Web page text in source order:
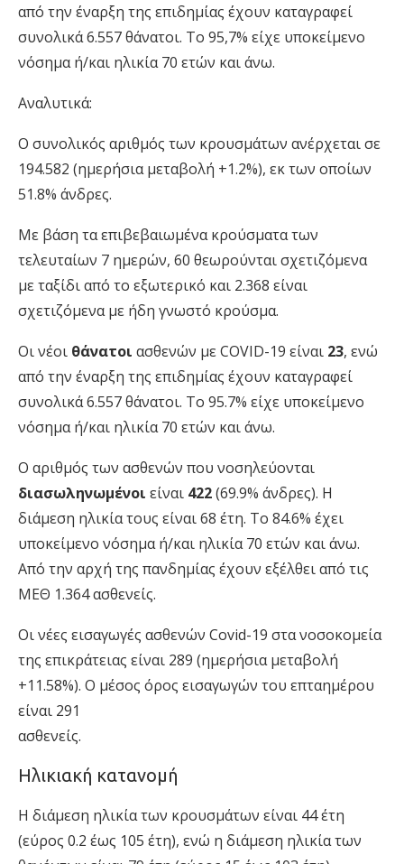
από την έναρξη της επιδημίας έχουν καταγραφεί
συνολικά 6.557 θάνατοι. Το 95,7% είχε υποκείμενο
νόσημα ή/και ηλικία 70 ετών και άνω.
Αναλυτικά:
Ο συνολικός αριθμός των κρουσμάτων ανέρχεται σε
194.582 (ημερήσια μεταβολή +1.2%), εκ των οποίων
51.8% άνδρες.
Με βάση τα επιβεβαιωμένα κρούσματα των
τελευταίων 7 ημερών, 60 θεωρούνται σχετιζόμενα
με ταξίδι από το εξωτερικό και 2.368 είναι
σχετιζόμενα με ήδη γνωστό κρούσμα.
Οι νέοι θάνατοι ασθενών με COVID-19 είναι 23, ενώ
από την έναρξη της επιδημίας έχουν καταγραφεί
συνολικά 6.557 θάνατοι. Το 95.7% είχε υποκείμενο
νόσημα ή/και ηλικία 70 ετών και άνω.
Ο αριθμός των ασθενών που νοσηλεύονται
διασωληνωμένοι είναι 422(69.9% άνδρες). Η
διάμεση ηλικία τους είναι 68 έτη. To 84.6% έχει
υποκείμενο νόσημα ή/και ηλικία 70 ετών και άνω.
Από την αρχή της πανδημίας έχουν εξέλθει από τις
ΜΕΘ 1.364 ασθενείς.
Οι νέες εισαγωγές ασθενών Covid-19 στα νοσοκομεία
της επικράτειας είναι 289 (ημερήσια μεταβολή
+11.58%). Ο μέσος όρος εισαγωγών του επταημέρου
είναι 291
ασθενείς.
Hλικιακή κατανομή
Η διάμεση ηλικία των κρουσμάτων είναι 44 έτη
(εύρος 0.2 έως 105 έτη), ενώ η διάμεση ηλικία των